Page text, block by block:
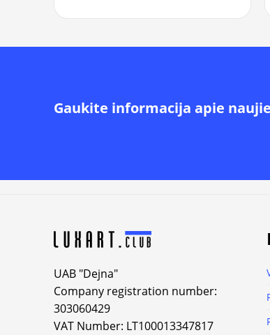
Gaukite informacija apie
UAB "Dejna"
Company registration number:
303060429
VAT Number: LT100013347817